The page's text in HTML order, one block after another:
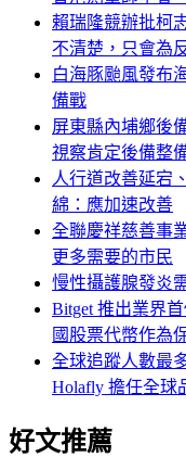
賴瑞隆競辦批柯
不清楚，只會為
白海豚颱風發布
備戰
屏東縣內埔鄉後
視察肯定後備整
人行道改善延宕
綿：應加速改善
全聯慶祥慈善事
更多需要的市民
慢性攝護腺發炎
Bitget 推出業界
國股票代幣作為
全球追蹤人數最
Holafly 擔任全球
好文推薦